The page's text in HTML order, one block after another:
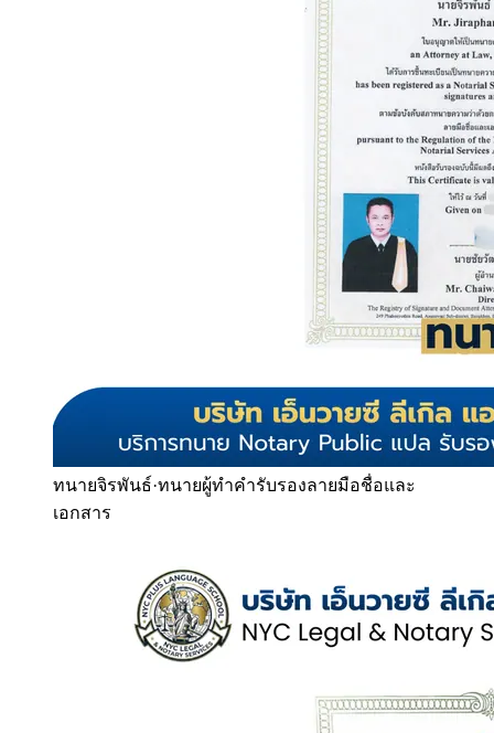
ทนายจิรพันธ์·ทนายผู้ทำคำรับรองลายมือชื่อและ
เอกสาร